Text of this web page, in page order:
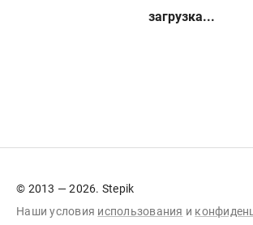
загрузка...
© 2013 — 2026. Stepik
Наши условия использования и